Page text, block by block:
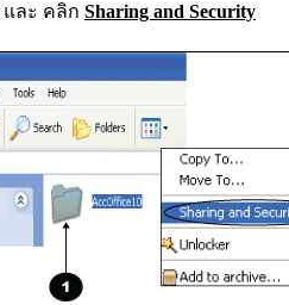
และ คลิก Sharing and Security